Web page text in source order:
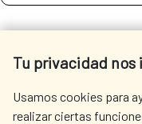
SEE
Tu privacidad nos
Usamos cookies para
realizar ciertas